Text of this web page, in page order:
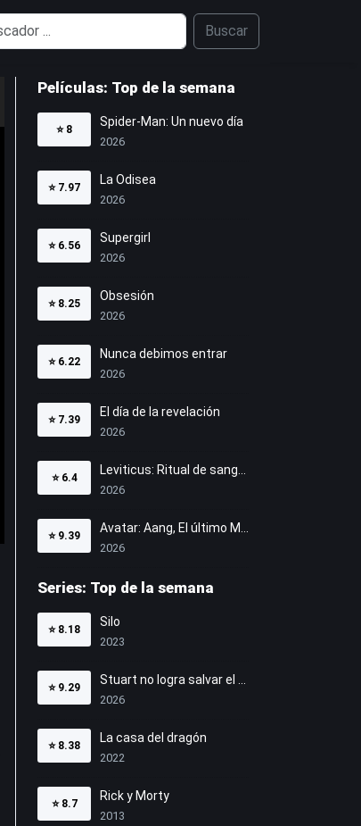
Buscar
Películas: Top de la semana
⭐ 8
Spider-Man: Un nuevo día
2026
⭐ 7.97
La Odisea
2026
⭐ 6.56
Supergirl
2026
⭐ 8.25
Obsesión
2026
⭐ 6.22
Nunca debimos entrar
2026
⭐ 7.39
El día de la revelación
2026
⭐ 6.4
2026
⭐ 9.39
2026
Series: Top de la semana
⭐ 8.18
Silo
2023
⭐ 9.29
2026
⭐ 8.38
La casa del dragón
2022
⭐ 8.7
Rick y Morty
2013